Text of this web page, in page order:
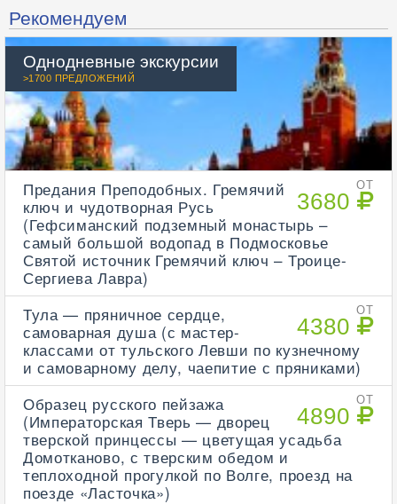
Рекомендуем
Однодневные экскурсии
>1700 ПРЕДЛОЖЕНИЙ
ОТ
3680
Предания Преподобных. Гремячий
ключ и чудотворная Русь
(Гефсиманский подземный монастырь –
самый большой водопад в Подмосковье
Святой источник Гремячий ключ – Троице-
Сергиева Лавра)
ОТ
4380
Тула — пряничное сердце,
самоварная душа (с мастер-
классами от тульского Левши по кузнечному
и самоварному делу, чаепитие с пряниками)
ОТ
4890
Образец русского пейзажа
(Императорская Тверь — дворец
тверской принцессы — цветущая усадьба
Домотканово, с тверским обедом и
теплоходной прогулкой по Волге, проезд на
поезде «Ласточка»)